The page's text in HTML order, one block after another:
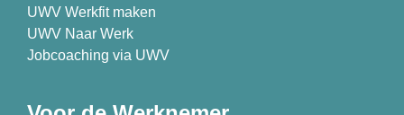
UWV Werkfit maken
UWV Naar Werk
Jobcoaching via UWV